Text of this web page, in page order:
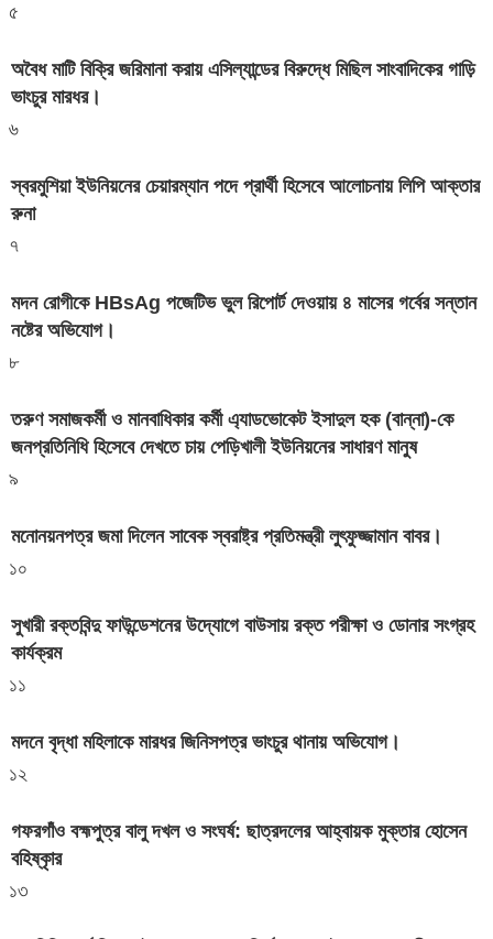
৫
অবৈধ মাটি বিক্রি জরিমানা করায় এসিল্যান্ডের বিরুদ্ধে মিছিল সাংবাদিকের গাড়ি
ভাংচুর মারধর।
৬
স্বরমুশিয়া ইউনিয়নের চেয়ারম্যান পদে প্রার্থী হিসেবে আলোচনায় লিপি আক্তার
রুনা
৭
মদন রোগীকে HBsAg পজেটিভ ভুল রিপোর্ট দেওয়ায় ৪ মাসের গর্বের সন্তান
নষ্টের অভিযোগ।
৮
তরুণ সমাজকর্মী ও মানবাধিকার কর্মী এ্যাডভোকেট ইসাদুল হক (বান্না)-কে
জনপ্রতিনিধি হিসেবে দেখতে চায় পেড়িখালী ইউনিয়নের সাধারণ মানুষ
৯
মনোনয়নপত্র জমা দিলেন সাবেক স্বরাষ্ট্র প্রতিমন্ত্রী লুৎফুজ্জামান বাবর।
১০
সুখারী রক্তবিন্দু ফাউন্ডেশনের উদ্যোগে বাউসায় রক্ত পরীক্ষা ও ডোনার সংগ্রহ
কার্যক্রম
১১
মদনে বৃদ্ধা মহিলাকে মারধর জিনিসপত্র ভাংচুর থানায় অভিযোগ।
১২
গফরগাঁও বহ্মপুত্র বালু দখল ও সংঘর্ষ: ছাত্রদলের আহ্বায়ক মুক্তার হোসেন
বহিষ্কৃার
১৩